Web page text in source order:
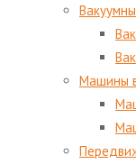
Машины